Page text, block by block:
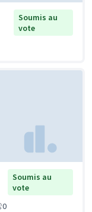
Soumis au
vote
Soumis au
vote
0